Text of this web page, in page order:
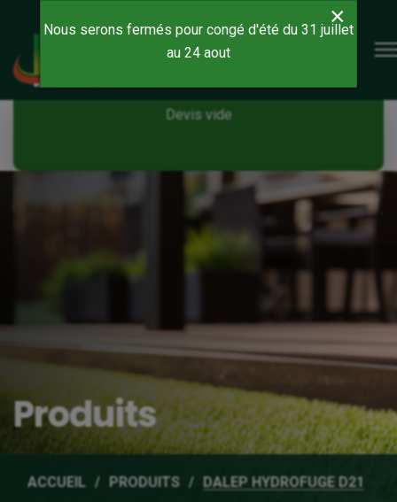
Devis vide
Devis vide
Produits
ACCUEIL PRODUITS DALEP HYDROFUGE D21
×
Nous serons fermés pour congé d'été du 31 juillet
au 24 aout